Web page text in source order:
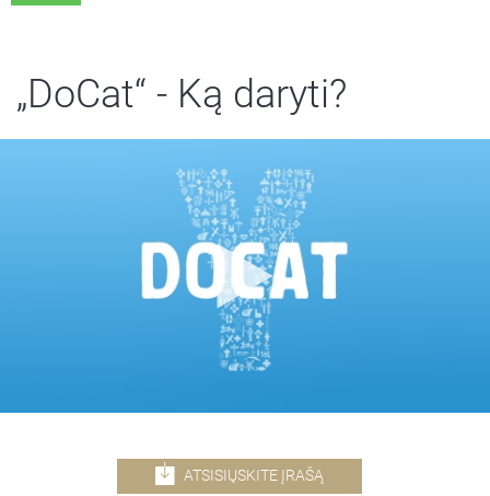
„DoCat“ - Ką daryti?
ATSISIŲSKITE ĮRAŠĄ